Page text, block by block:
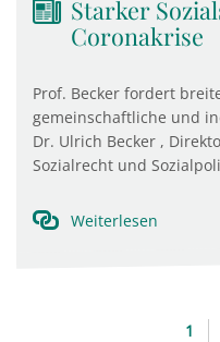
Starker
Coronakrise
Prof. Becker fordert
gemeinschaftliche und
Dr. Ulrich Becker ,
Sozialrecht und
Weiterlesen
1